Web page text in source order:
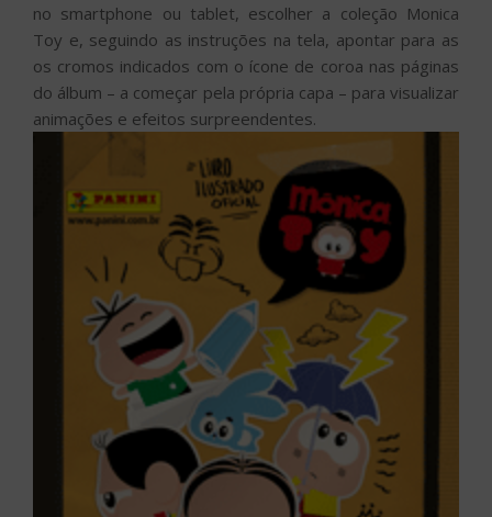
no smartphone ou tablet, escolher a coleção Monica
Toy e, seguindo as instruções na tela, apontar para as
os cromos indicados com o ícone de coroa nas páginas
do álbum – a começar pela própria capa – para visualizar
animações e efeitos surpreendentes.